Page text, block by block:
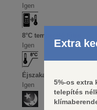
Igen
8°C temperáló fűtés
Igen
Éjszakai üzemmód
Igen
Extra
5%-os extra
telepítés